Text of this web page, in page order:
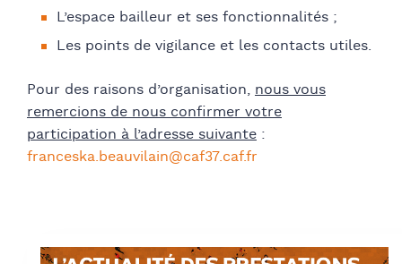
L’espace bailleur et ses fonctionnalités ;
Les points de vigilance et les contacts utiles.
Pour des raisons d’organisation, nous vous
remercions de nous confirmer votre
participation à l’adresse suivante :
franceska.beauvilain@caf37.caf.fr